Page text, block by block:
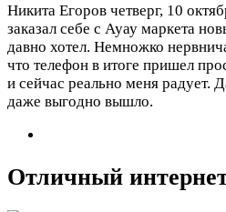
Никита Егоров четверг, 10
заказал себе с Ауау маркета
давно хотел. Немножко
что телефон в итоге пришел
и сейчас реально меня радует.
даже выгодно вышло.
Отличный